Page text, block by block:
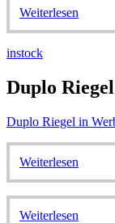
Weiterlesen
instock
Duplo
Duplo Riegel in
Weiterlesen
Weiterlesen